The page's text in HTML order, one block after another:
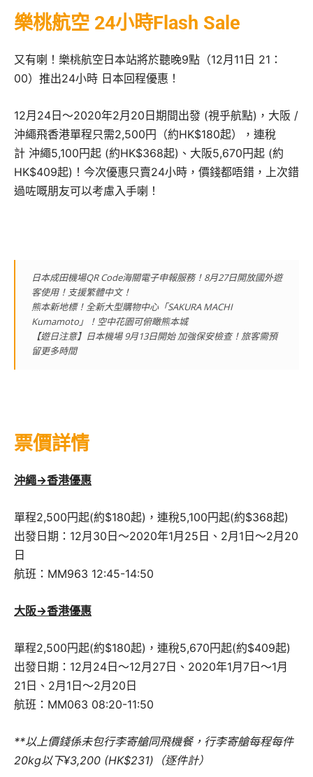
樂桃航空 24小時Flash Sale
又有喇！樂桃航空日本站將於聽晚9點（12月11日 21：
00）推出24小時 日本回程優惠！
12月24日～2020年2月20日期間出發 (視乎航點)，大阪 /
沖繩飛香港單程只需2,500円（約HK$180起），連稅
計 沖繩5,100円起 (約HK$368起)、大阪5,670円起 (約
HK$409起)！今次優惠只賣24小時，價錢都唔錯，上次錯
過咗嘅朋友可以考慮入手喇！
日本成田機場QR Code海關電子申報服務！8月27日開放國外遊
客使用！支援繁體中文！
熊本新地標！全新大型購物中心「SAKURA MACHI
Kumamoto」！空中花園可俯瞰熊本城
【遊日注意】日本機場 9月13日開始 加強保安檢查！旅客需預
留更多時間
票價詳情
沖繩->香港優惠
單程2,500円起(約$180起)，連稅5,100円起(約$368起)
出發日期：12月30日～2020年1月25日、2月1日～2月20
日
航班：MM963 12:45-14:50
大阪->香港優惠
單程2,500円起(約$180起)，連稅5,670円起(約$409起)
出發日期：12月24日～12月27日、2020年1月7日～1月
21日、2月1日～2月20日
航班：MM063 08:20-11:50
**以上價錢係未包行李寄艙同飛機餐，行李寄艙每程每件
20kg以下¥3,200 (HK$231)（逐件計）